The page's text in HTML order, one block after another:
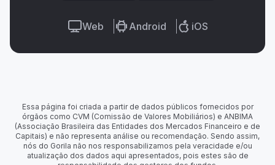
Web Android iOS
Essa página foi criada a partir de dados públicos fornecidos por
órgãos como CVM (Comissão de Valores Mobiliários) e ANBIMA
(Associação Brasileira das Entidades dos Mercados Financeiro e de
Capitais) e não representa análise ou recomendação. Sendo assim,
nós do Gorila não nos responsabilizamos pela veracidade e/ou
atualização dos dados aqui apresentados, pois estes são de